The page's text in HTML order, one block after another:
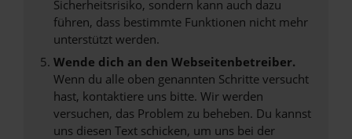
Sicherheitsrisiko, sondern kann auch dazu
führen, dass bestimmte Funktionen nicht mehr
unterstützt werden.
Wende dich an den Webseitenbetreiber.
Wenn du alle oben genannten Schritte versucht
hast, kontaktiere uns bitte. Wir werden
versuchen, das Problem zu beheben. Du kannst
uns diesen Text schicken, um uns bei der